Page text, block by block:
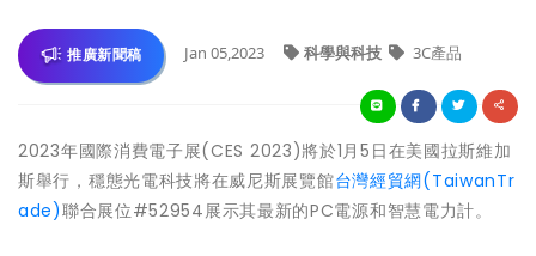
推廣新聞稿 Jan 05,2023 科學與科技 3C產品
2023年國際消費電子展(CES 2023)將於1月5日在美國拉斯維加
斯舉行，穩態光電科技將在威尼斯展覽館台灣經貿網(TaiwanTr
ade)聯合展位#52954展示其最新的PC電源和智慧電力計。